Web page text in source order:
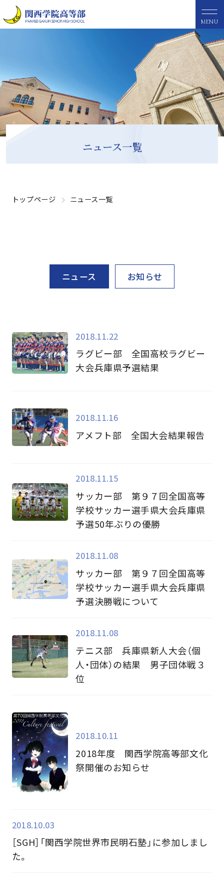
MENU
ニュース一覧
トップページ ニュース一覧
ニュース お知らせ
2018.11.22
ラグビー部 全国高校ラグビー
大会兵庫県予選結果
2018.11.16
アメフト部 全国大会結果報告
2018.11.15
サッカー部 第９７回全国高等
学校サッカー選手県大会兵庫県
予選50年ぶりの優勝
2018.11.08
サッカー部 第９７回全国高等
学校サッカー選手県大会兵庫県
予選決勝戦について
2018.11.08
テニス部 兵庫県新人大会（個
人・団体）の結果 男子団体戦３
位
2018.10.11
2018年度 関西学院高等部文化
祭開催のお知らせ
2018.10.03
［SGH］「関西学院世界市民明石塾」に参加しまし
た。